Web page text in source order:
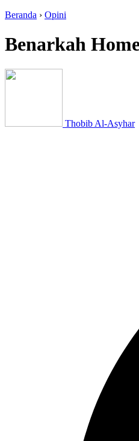
Beranda › Opini
Benarkah
Thobib Al-Asyhar